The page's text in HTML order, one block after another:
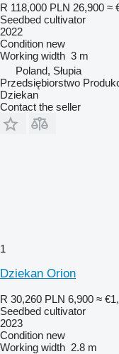
R 118,000 PLN 26,900 ≈
Seedbed cultivator
2022
Condition new
Working width 3 m
Poland, Słupia
Przedsiębiorstwo
Dziekan
Contact the seller
1
Dziekan Orion
R 30,260 PLN 6,900 ≈
Seedbed cultivator
2023
Condition new
Working width 2.8 m